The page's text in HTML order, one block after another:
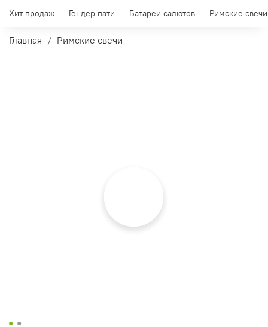
Хит продаж Гендер пати Батареи салютов Римские свечи
Главная Римские свечи